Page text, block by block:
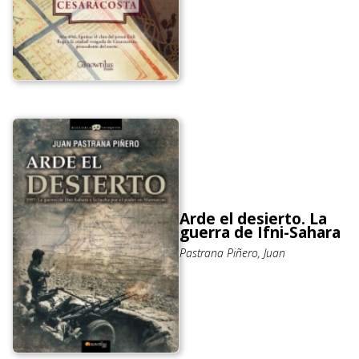
Arde el desierto. La
guerra de Ifni-Sahara
Pastrana Piñero, Juan